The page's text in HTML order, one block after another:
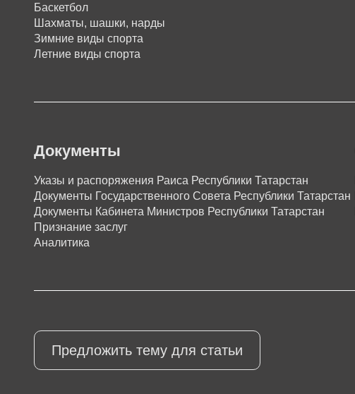
Баскетбол
Шахматы, шашки, нарды
Зимние виды спорта
Летние виды спорта
Документы
Указы и распоряжения Раиса Республики Татарстан
Документы Государственного Совета Республики Татарстан
Документы Кабинета Министров Республики Татарстан
Признание заслуг
Аналитика
Предложить тему для статьи